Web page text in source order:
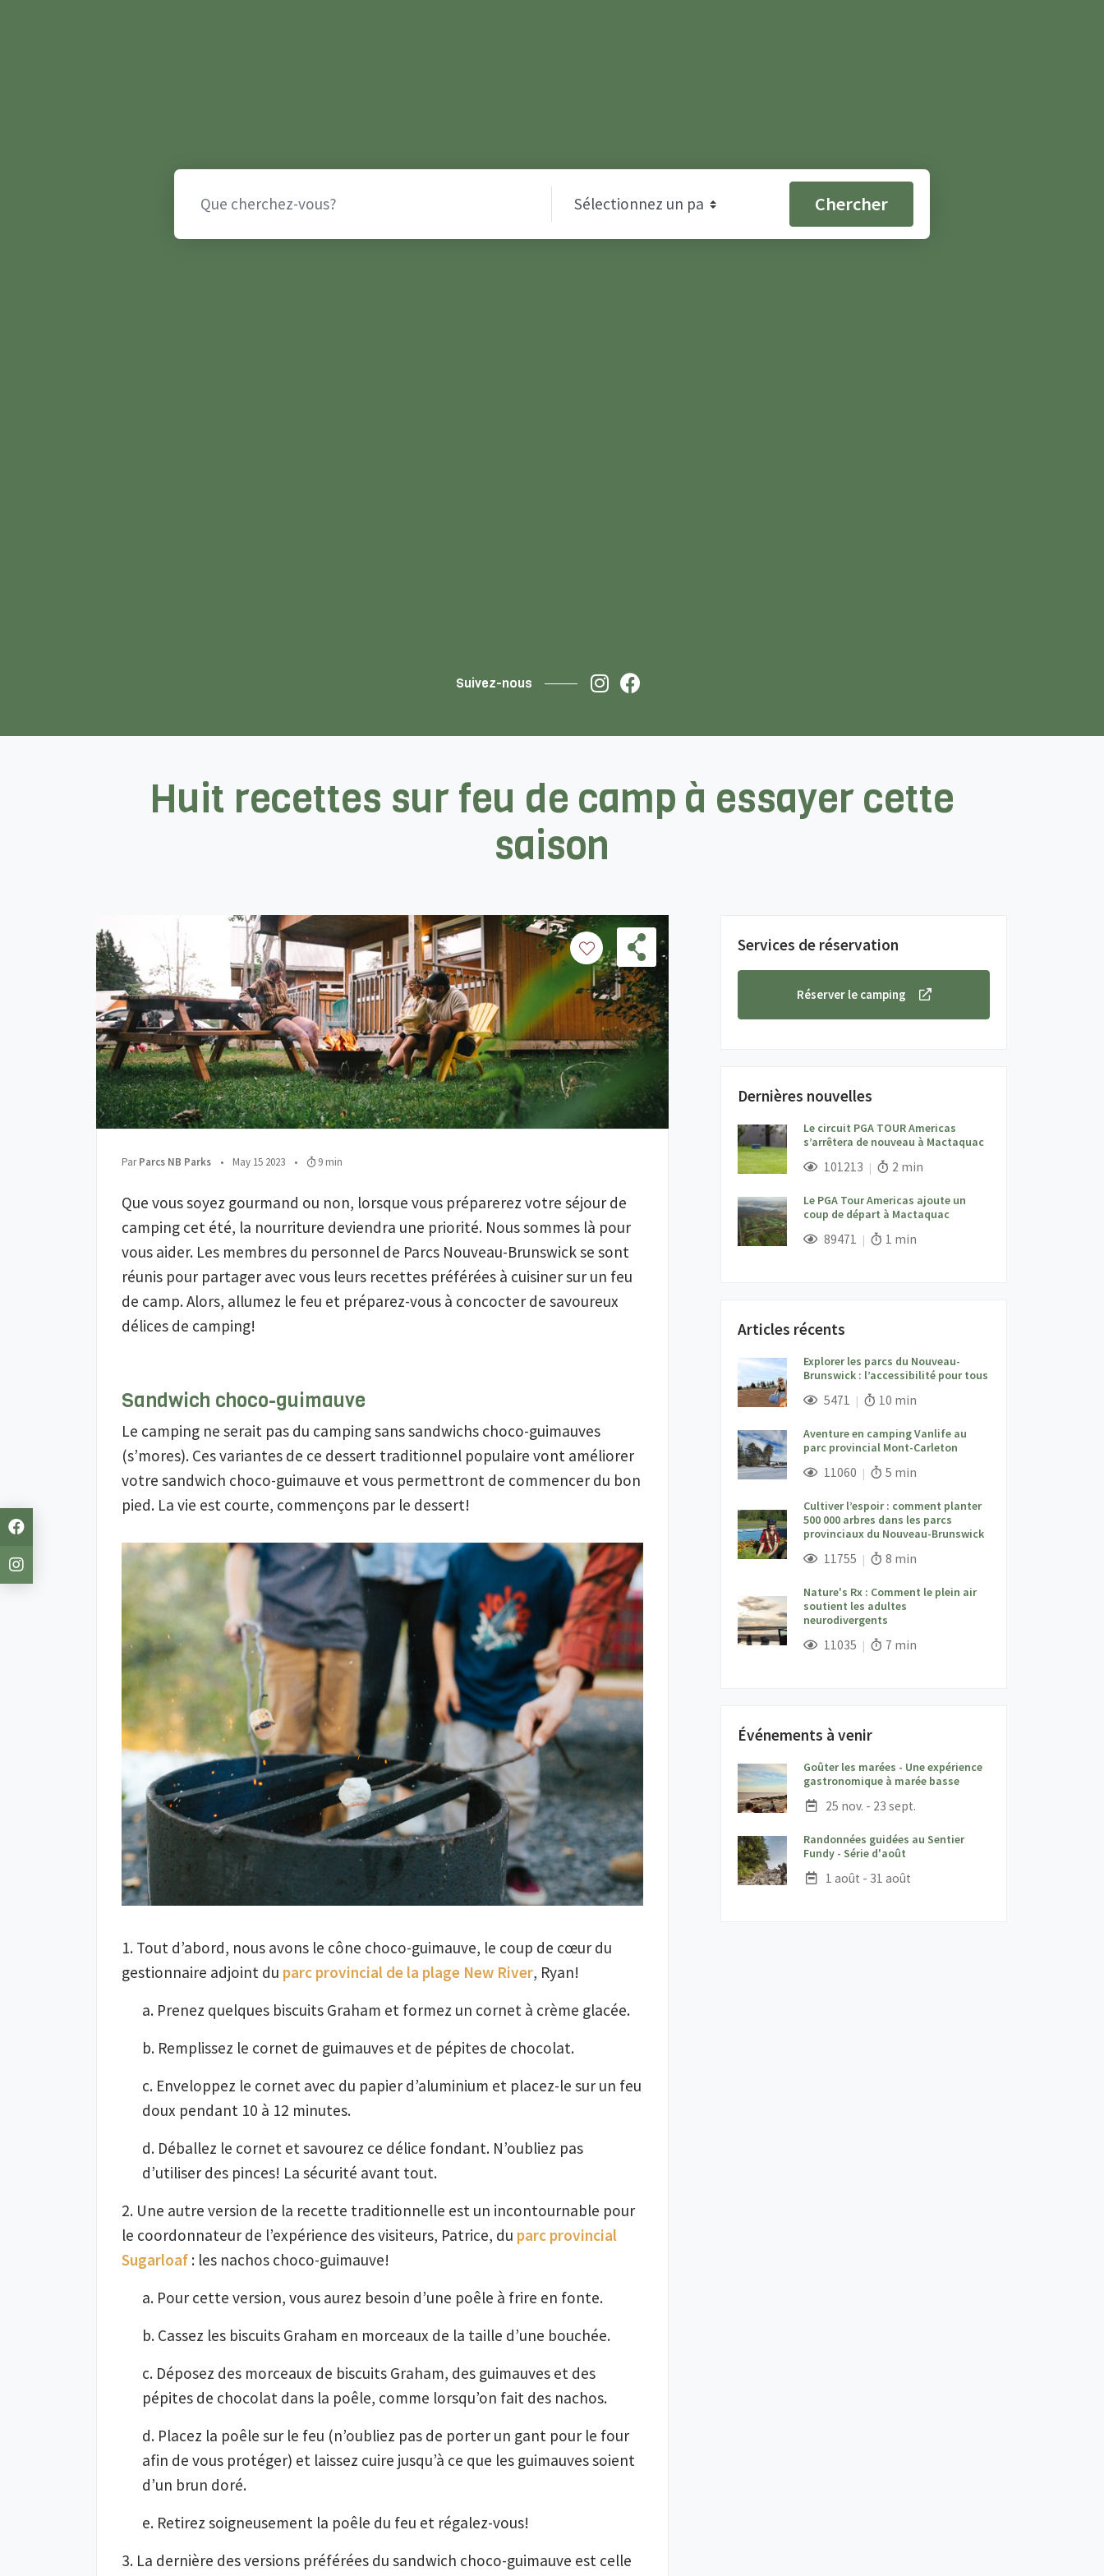
Suivez-nous
Huit recettes sur feu de camp à essayer cette
saison
ParParcs NB Parks ;• Publié le
May 15 2023 ;• Temps de lecture:
9 min
Que vous soyez gourmand ou non, lorsque vous préparerez votre séjour de
camping cet été, la nourriture deviendra une priorité. Nous sommes là pour
vous aider. Les membres du personnel de Parcs Nouveau-Brunswick se sont
réunis pour partager avec vous leurs recettes préférées à cuisiner sur un feu
de camp. Alors, allumez le feu et préparez-vous à concocter de savoureux
délices de camping!
Sandwich choco-guimauve
Le camping ne serait pas du camping sans sandwichs choco-guimauves
(s’mores). Ces variantes de ce dessert traditionnel populaire vont améliorer
votre sandwich choco-guimauve et vous permettront de commencer du bon
pied. La vie est courte, commençons par le dessert!
1. Tout d’abord, nous avons le cône choco-guimauve, le coup de cœur du
gestionnaire adjoint du parc provincial de la plage New River, Ryan!
a. Prenez quelques biscuits Graham et formez un cornet à crème glacée.
b. Remplissez le cornet de guimauves et de pépites de chocolat.
c. Enveloppez le cornet avec du papier d’aluminium et placez-le sur un feu
doux pendant 10 à 12 minutes.
d. Déballez le cornet et savourez ce délice fondant. N’oubliez pas
d’utiliser des pinces! La sécurité avant tout.
2. Une autre version de la recette traditionnelle est un incontournable pour
le coordonnateur de l’expérience des visiteurs, Patrice, du parc provincial
Sugarloaf : les nachos choco-guimauve!
a. Pour cette version, vous aurez besoin d’une poêle à frire en fonte.
b. Cassez les biscuits Graham en morceaux de la taille d’une bouchée.
c. Déposez des morceaux de biscuits Graham, des guimauves et des
pépites de chocolat dans la poêle, comme lorsqu’on fait des nachos.
d. Placez la poêle sur le feu (n’oubliez pas de porter un gant pour le four
afin de vous protéger) et laissez cuire jusqu’à ce que les guimauves soient
d’un brun doré.
e. Retirez soigneusement la poêle du feu et régalez-vous!
3. La dernière des versions préférées du sandwich choco-guimauve est celle
Services de réservation
Réserver le camping
Dernières nouvelles
Le circuit PGA TOUR Americas
s’arrêtera de nouveau à Mactaquac
; 101213 Vues; Temps de lecture:
2 min
Le PGA Tour Americas ajoute un
coup de départ à Mactaquac
; 89471 Vues; Temps de lecture:
1 min
Articles récents
Explorer les parcs du Nouveau-
Brunswick : l’accessibilité pour tous
; 5471 Vues; Temps de lecture:
10 min
Aventure en camping Vanlife au
parc provincial Mont-Carleton
; 11060 Vues; Temps de lecture:
5 min
Cultiver l’espoir : comment planter
500 000 arbres dans les parcs
provinciaux du Nouveau-Brunswick
; 11755 Vues; Temps de lecture:
8 min
Nature's Rx : Comment le plein air
soutient les adultes
neurodivergents
; 11035 Vues; Temps de lecture:
7 min
Événements à venir
Goûter les marées - Une expérience
gastronomique à marée basse;
Date :
25 nov. - 23 sept.
Randonnées guidées au Sentier
Fundy - Série d'août
Date :
1 août - 31 août